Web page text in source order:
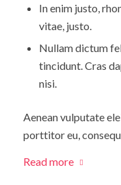
In enim justo,
vitae, justo.
Nullam dictum
tincidunt. Cras
nisi.
Aenean vulputate
porttitor eu,
Read more